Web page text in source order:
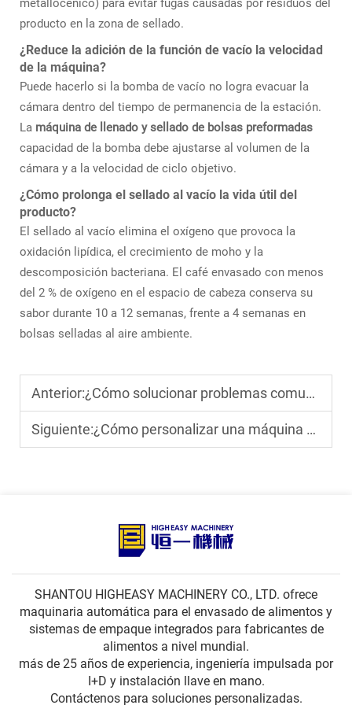
metallocénico) para evitar fugas causadas por residuos del
producto en la zona de sellado.
¿Reduce la adición de la función de vacío la velocidad
de la máquina?
Puede hacerlo si la bomba de vacío no logra evacuar la
cámara dentro del tiempo de permanencia de la estación.
La máquina de llenado y sellado de bolsas preformadas
capacidad de la bomba debe ajustarse al volumen de la
cámara y a la velocidad de ciclo objetivo.
¿Cómo prolonga el sellado al vacío la vida útil del
producto?
El sellado al vacío elimina el oxígeno que provoca la
oxidación lipídica, el crecimiento de moho y la
descomposición bacteriana. El café envasado con menos
del 2 % de oxígeno en el espacio de cabeza conserva su
sabor durante 10 a 12 semanas, frente a 4 semanas en
bolsas selladas al aire ambiente.
Anterior:¿Cómo solucionar problemas comunes de las máquinas verticales FFS?
Siguiente:¿Cómo personalizar una máquina de llenado y sellado de bolsas prefabricadas para productos de bocadillos?
SHANTOU HIGHEASY MACHINERY CO., LTD. ofrece
maquinaria automática para el envasado de alimentos y
sistemas de empaque integrados para fabricantes de
alimentos a nivel mundial.
más de 25 años de experiencia, ingeniería impulsada por
I+D y instalación llave en mano.
Contáctenos para soluciones personalizadas.